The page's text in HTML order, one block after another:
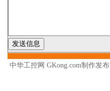
中华工控网 GKong.com制作发布